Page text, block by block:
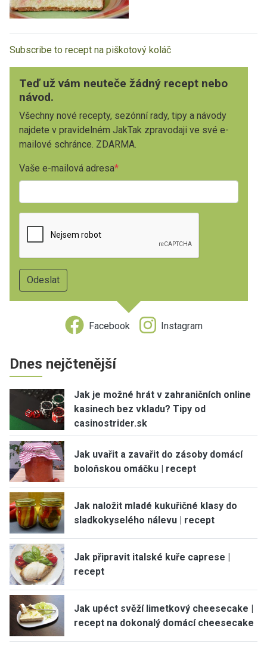
Subscribe to recept na piškotový koláč
Teď už vám neuteče žádný recept nebo
návod.
Všechny nové recepty, sezónní rady, tipy a návody
najdete v pravidelném JakTak zpravodaji ve své e-
mailové schránce. ZDARMA.
Vaše e-mailová adresa
Facebook Instagram
Dnes nejčtenější
Jak je možné hrát v zahraničních online
kasinech bez vkladu? Tipy od
casinostrider.sk
Jak uvařit a zavařit do zásoby domácí
boloňskou omáčku | recept
Jak naložit mladé kukuřičné klasy do
sladkokyselého nálevu | recept
Jak připravit italské kuře caprese |
recept
Jak upéct svěží limetkový cheesecake |
recept na dokonalý domácí cheesecake